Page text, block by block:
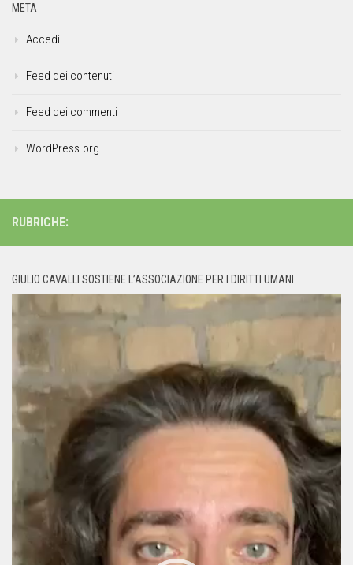
META
Accedi
Feed dei contenuti
Feed dei commenti
WordPress.org
RUBRICHE:
GIULIO CAVALLI SOSTIENE L’ASSOCIAZIONE PER I DIRITTI UMANI
Player